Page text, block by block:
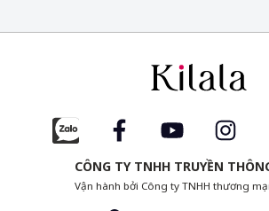
CÔNG TY TNHH TRUYỀN
Vận hành bởi Công ty TNHH thương